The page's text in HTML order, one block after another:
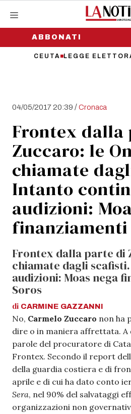
contenutoABBONATI
CEUTA LEGGE
04/05/2017 20:39 /Cronaca
Frontex dalla
Zuccaro: le
chiamate
Intanto
audizioni:
finanziamenti
Frontex dalla parte di
chiamate dagli
audizioni: Moas nega
Soros
di CARMINE GAZZANNI
No, Carmelo Zuccaro non ha
dire o in maniera affrettata.
parole del procuratore di
Frontex. Secondo il report
della guardia costiera e di
aprile e di cui ha dato conto
Sera, nel 90% del salvataggi
organizzazioni non